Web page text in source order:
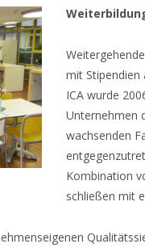
mit Stipendien
ICA wurde
Unternehmen
wachsenden
Kombination
schließen mit